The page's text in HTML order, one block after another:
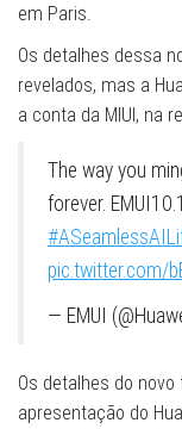
em Paris.
Os detalhes dessa
revelados, mas a
a conta da MIUI, na
The way you
forever.
pic.twitter.com/
— EMUI
Os detalhes do
apresentação do